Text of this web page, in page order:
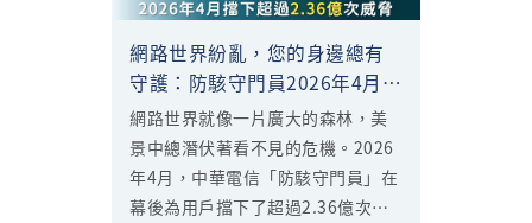
網路世界紛亂，您的身邊總有
守護：防駭守門員2026年4月擋
下超過2.36億次威脅
網路世界就像一片廣大的森林，美
景中總潛伏著看不見的危機。2026
年4月，中華電信「防駭守門員」在
幕後為用戶擋下了超過2.36億次惡